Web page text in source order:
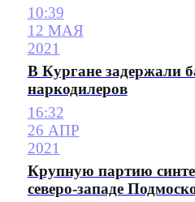
10:39
12 МАЯ
2021
В Кургане задержали
наркодилеров
16:32
26 АПР
2021
Крупную партию
северо-западе